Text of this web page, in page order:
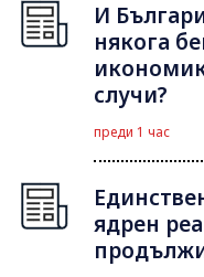
И
някога
случи?
преди 1 час
ядрен